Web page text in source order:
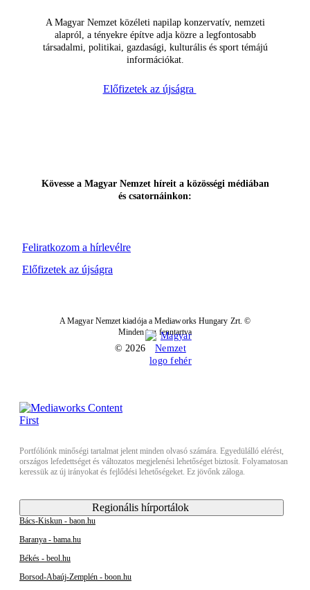
A Magyar Nemzet közéleti napilap konzervatív, nemzeti
alapról, a tényekre építve adja közre a legfontosabb
társadalmi, politikai, gazdasági, kulturális és sport témájú
információkat.
Előfizetek az újságra
Feliratkozom a hírlevélre
Kövesse a Magyar Nemzet híreit a közösségi médiában
és csatornáinkon:
Előfizetek az újságra
A Magyar Nemzet kiadója a Mediaworks Hungary Zrt. ©
Minden jog fenntartva
© 2026
Portfóliónk minőségi tartalmat jelent minden olvasó számára. Egyedülálló elérést,
országos lefedettséget és változatos megjelenési lehetőséget biztosít. Folyamatosan
keressük az új irányokat és fejlődési lehetőségeket. Ez jövőnk záloga.
Regionális hírportálok
Bács-Kiskun - baon.hu
Baranya - bama.hu
Békés - beol.hu
Borsod-Abaúj-Zemplén - boon.hu